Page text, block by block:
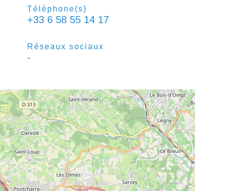
Téléphone(s)
+33 6 58 55 14 17
Réseaux sociaux
-